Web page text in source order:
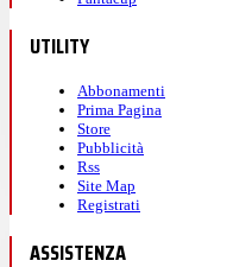
UTILITY
Abbonamenti
Prima Pagina
Store
Pubblicità
Rss
Site Map
Registrati
ASSISTENZA